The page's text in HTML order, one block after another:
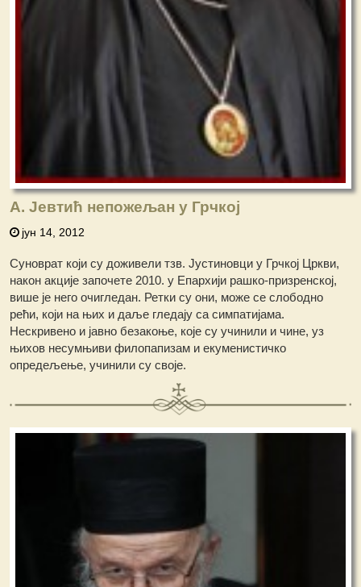
А. Јевтић непожељан у Грчкој
јун 14, 2012
Суноврат који су доживели тзв. Јустиновци у Грчкој Цркви,
након акције започете 2010. у Епархији рашко-призренској,
више је него очигледан. Ретки су они, може се слободно
рећи, који на њих и даље гледају са симпатијама.
Нескривено и јавно безакоње, које су учинили и чине, уз
њихов несумњиви филопапизам и екуменистичко
опредељење, учинили су своје.